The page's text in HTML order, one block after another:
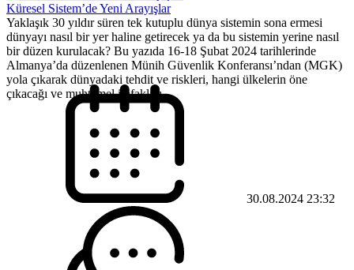
Küresel Sistem’de Yeni Arayışlar
Yaklaşık 30 yıldır süren tek kutuplu dünya sistemin sona ermesi
dünyayı nasıl bir yer haline getirecek ya da bu sistemin yerine nasıl
bir düzen kurulacak? Bu yazıda 16-18 Şubat 2024 tarihlerinde
Almanya’da düzenlenen Münih Güvenlik Konferansı’ndan (MGK)
yola çıkarak dünyadaki tehdit ve riskleri, hangi ülkelerin öne
çıkacağı ve muhtemel ittifakları...
30.08.2024 23:32